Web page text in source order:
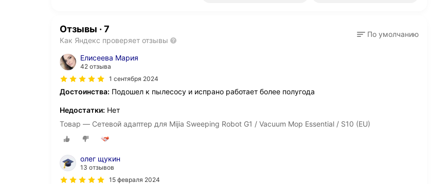
Отзывы · 7
Как Яндекс проверяет отзывы
По умолчанию
Елисеева Мария
42 отзыва
1 сентября 2024
Достоинства: Подошел к пылесосу и испрано работает более полугода
Недостатки: Нет
Товар — Сетевой адаптер для Mijia Sweeping Robot G1 / Vacuum Mop Essential / S10 (EU)
олег щукин
13 отзывов
15 февраля 2024